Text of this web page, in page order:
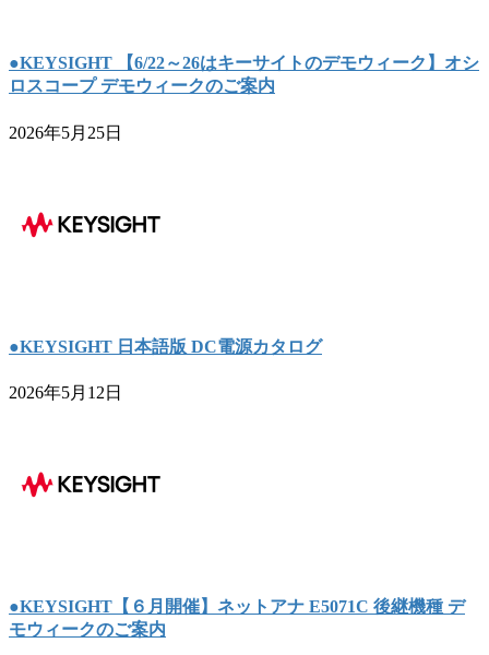
●KEYSIGHT 【6/22～26はキーサイトのデモウィーク】オシ
ロスコープ デモウィークのご案内
2026年5月25日
●KEYSIGHT 日本語版 DC電源カタログ
2026年5月12日
●KEYSIGHT【６月開催】ネットアナ E5071C 後継機種 デ
モウィークのご案内